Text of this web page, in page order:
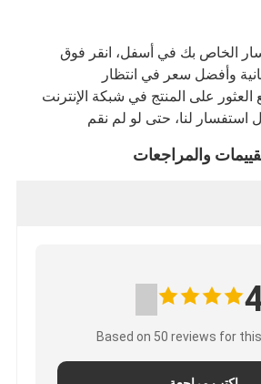
الخاص بك في أسفل، انقر فوق
وأفضل سعر في انتظار
العثور على المنتج في شبكة الإنترنت
استفسار لنا، حتى لو لم نقم
والمراجعات
Based on 50 reviews for